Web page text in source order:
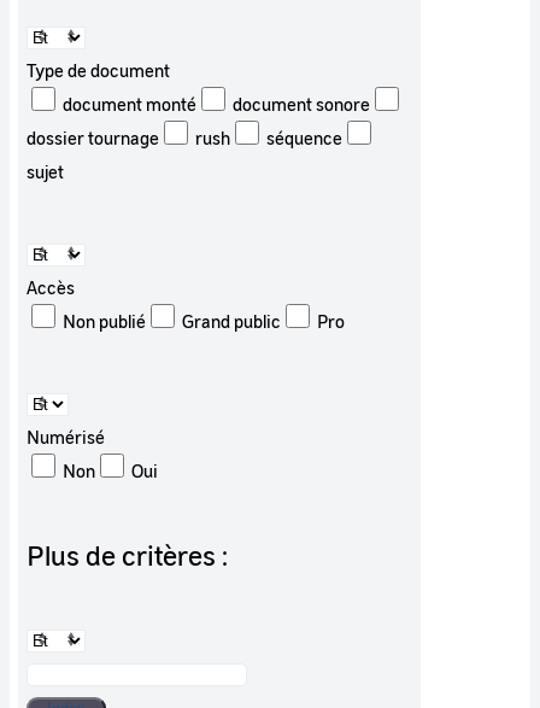
Type de document
document monté
document sonore
dossier tournage
rush
séquence
sujet
Accès
Non publié
Grand public Pro
Numérisé
Non
Oui
Plus de critères :